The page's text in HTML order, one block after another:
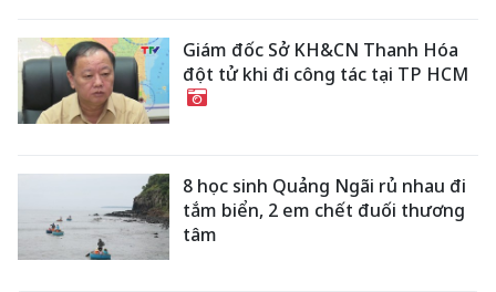
Giám đốc Sở KH&CN Thanh Hóa
đột tử khi đi công tác tại TP HCM
8 học sinh Quảng Ngãi rủ nhau đi
tắm biển, 2 em chết đuối thương
tâm